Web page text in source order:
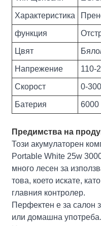
Характеристика
функция
Цвят
Напрежение 110-
Скорост 0-
Батерия 6000
Предимства на
Този акумулаторен
Portable White 25w
много лесен за
това, което искате,
главния контролер.
Перфектен е за салон
или домашна употреба.